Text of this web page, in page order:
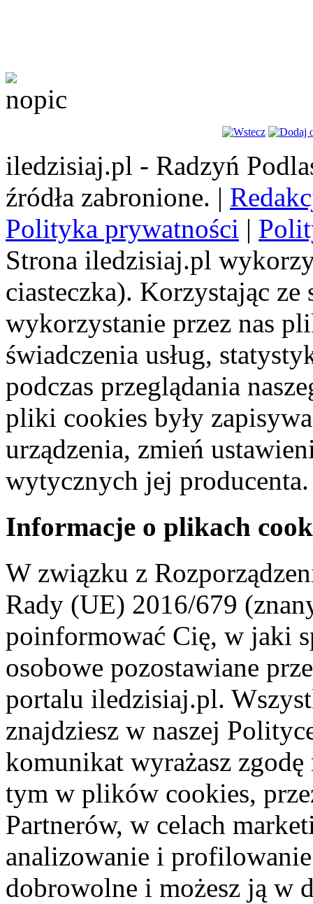
iledzisiaj.pl - Radzyń
źródła zabronione. |
Polityka prywatności |
Strona iledzisiaj.pl
ciasteczka). Korzystając
wykorzystanie przez nas
świadczenia usług,
podczas przeglądania
pliki cookies były
urządzenia, zmień
wytycznych jej producenta.
Informacje o plikach
W związku z
Rady (UE) 2016/679
poinformować Cię, w jaki
osobowe pozostawiane
portalu iledzisiaj.pl.
znajdziesz w naszej
komunikat wyrażasz
tym w plików cookies,
Partnerów, w celach
analizowanie i
dobrowolne i możesz ją w